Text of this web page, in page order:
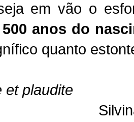
em vão o
500 anos do
quanto
et plaudite